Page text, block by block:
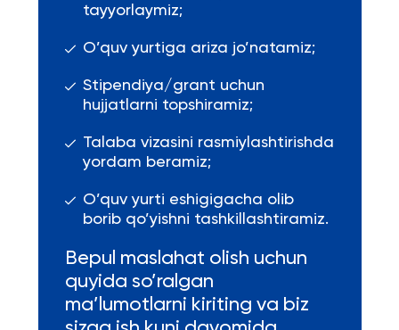
tayyorlaymiz;
O’quv yurtiga ariza jo’natamiz;
Stipendiya/grant uchun
hujjatlarni topshiramiz;
Talaba vizasini rasmiylashtirishda
yordam beramiz;
O’quv yurti eshigigacha olib
borib qo’yishni tashkillashtiramiz.
Bepul maslahat olish uchun
quyida so’ralgan
ma’lumotlarni kiriting va biz